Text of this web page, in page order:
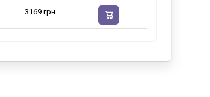
3169 грн.